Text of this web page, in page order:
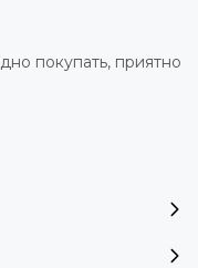
покупать, приятно